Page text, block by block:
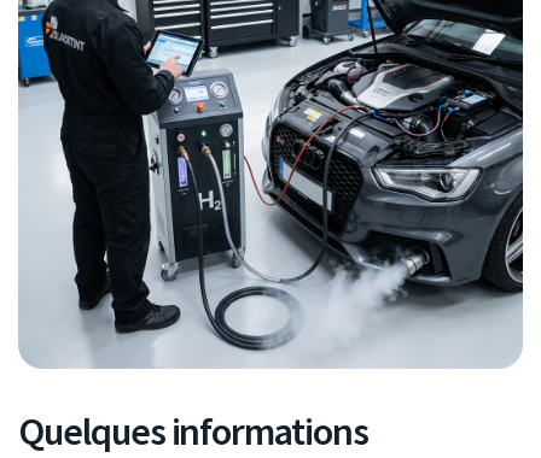
Quelques informations